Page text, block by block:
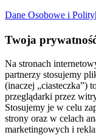
Dane Osobowe i
Twoja
Na stronach
partnerzy stosujemy
(inaczej „ciasteczka”)
przeglądarki przez
Stosujemy je w celu
strony oraz w celach
marketingowych i